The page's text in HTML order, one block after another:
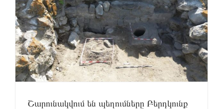
Շարունակվում են պեղումները Բերդկունք